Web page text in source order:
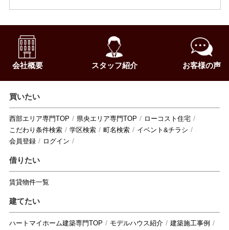
会社概要 スタッフ紹介 お客様の声
買いたい
西部エリア専門TOP 県央エリア専門TOP
ローコスト住宅
こだわり条件検索
学区検索 町名検索
イベント&チラシ
会員登録
ログイン
借りたい
賃貸物件一覧
建てたい
ハートマイホーム建築専門TOP モデルハウス紹介
建築施工事例